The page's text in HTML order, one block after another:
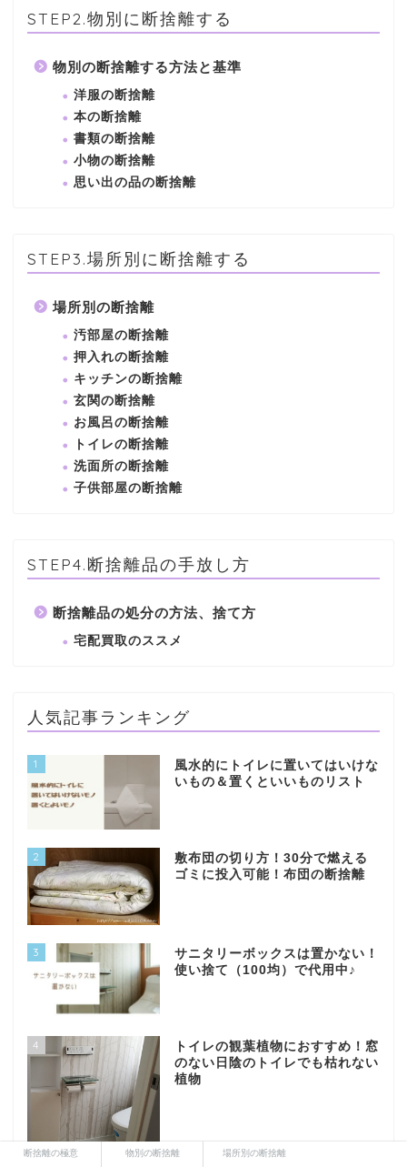
STEP2.物別に断捨離する
物別の断捨離する方法と基準
洋服の断捨離
本の断捨離
書類の断捨離
小物の断捨離
思い出の品の断捨離
STEP3.場所別に断捨離する
場所別の断捨離
汚部屋の断捨離
押入れの断捨離
キッチンの断捨離
玄関の断捨離
お風呂の断捨離
トイレの断捨離
洗面所の断捨離
子供部屋の断捨離
STEP4.断捨離品の手放し方
断捨離品の処分の方法、捨て方
宅配買取のススメ
人気記事ランキング
1
風水的にトイレに置いてはいけな
いもの＆置くといいものリスト
2
敷布団の切り方！30分で燃える
ゴミに投入可能！布団の断捨離
3
サニタリーボックスは置かない！
使い捨て（100均）で代用中♪
4
トイレの観葉植物におすすめ！窓
のない日陰のトイレでも枯れない
植物
断捨離の極意 物別の断捨離 場所別の断捨離